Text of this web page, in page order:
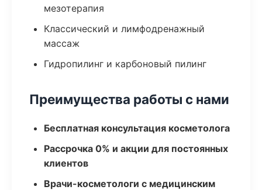
мезотерапия
Классический и лимфодренажный
массаж
Гидропилинг и карбоновый пилинг
Преимущества работы с нами
Бесплатная консультация косметолога
Рассрочка 0% и акции для постоянных
клиентов
Врачи-косметологи с медицинским